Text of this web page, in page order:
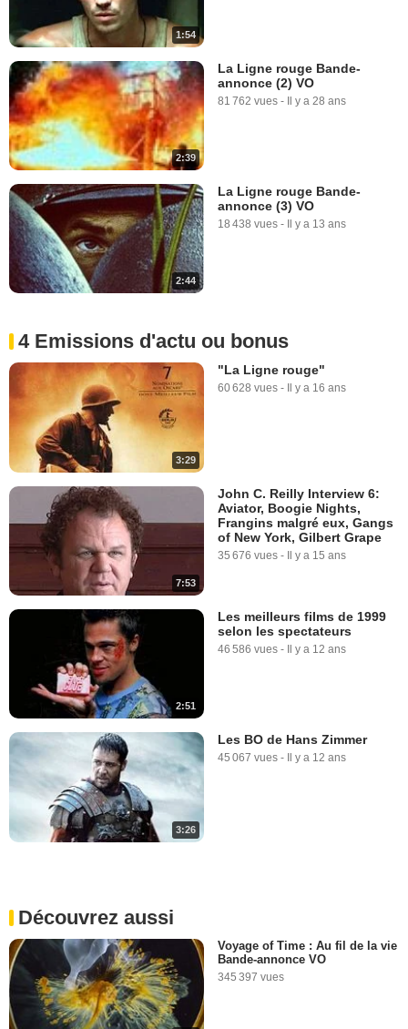
1:54
2:39
La Ligne rouge Bande-
annonce (2) VO
81 762 vues - Il y a 28 ans
2:44
La Ligne rouge Bande-
annonce (3) VO
18 438 vues - Il y a 13 ans
4 Emissions d'actu ou bonus
3:29
"La Ligne rouge"
60 628 vues - Il y a 16 ans
7:53
John C. Reilly Interview 6:
Aviator, Boogie Nights,
Frangins malgré eux, Gangs
of New York, Gilbert Grape
35 676 vues - Il y a 15 ans
2:51
Les meilleurs films de 1999
selon les spectateurs
46 586 vues - Il y a 12 ans
3:26
Les BO de Hans Zimmer
45 067 vues - Il y a 12 ans
Découvrez aussi
Voyage of Time : Au fil de la vie
Bande-annonce VO
345 397 vues